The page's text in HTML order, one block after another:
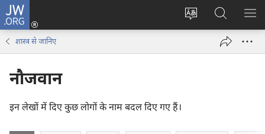
JW.ORG
वेबसाइट
लॉग-
इन
JW.ORG
पर
खोजें
मैन्यू
शास्त्र से जानिए
नौजवान
इन लेखों में दिए कुछ लोगों के नाम बदल दिए गए हैं।